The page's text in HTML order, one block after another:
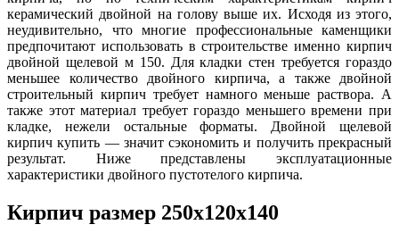
керамический двойной на голову выше их. Исходя из этого,
неудивительно, что многие профессиональные каменщики
предпочитают использовать в строительстве именно кирпич
двойной щелевой м 150. Для кладки стен требуется гораздо
меньшее количество двойного кирпича, а также двойной
строительный кирпич требует намного меньше раствора. А
также этот материал требует гораздо меньшего времени при
кладке, нежели остальные форматы. Двойной щелевой
кирпич купить — значит сэкономить и получить прекрасный
результат. Ниже представлены эксплуатационные
характеристики двойного пустотелого кирпича.
Кирпич размер 250х120х140